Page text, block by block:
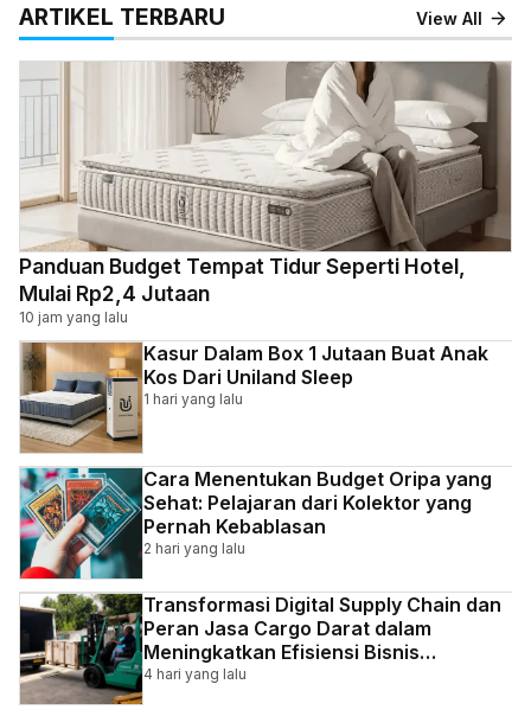
ARTIKEL TERBARU View All
Panduan Budget Tempat Tidur Seperti Hotel,
Mulai Rp2,4 Jutaan
10 jam yang lalu
Kasur Dalam Box 1 Jutaan Buat Anak
Kos Dari Uniland Sleep
1 hari yang lalu
Cara Menentukan Budget Oripa yang
Sehat: Pelajaran dari Kolektor yang
Pernah Kebablasan
2 hari yang lalu
Transformasi Digital Supply Chain dan
Peran Jasa Cargo Darat dalam
Meningkatkan Efisiensi Bisnis
Indonesia
4 hari yang lalu